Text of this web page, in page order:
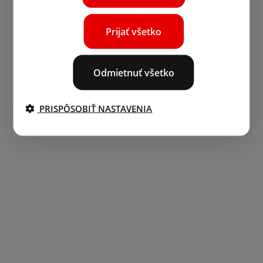
Prijať všetko
Odmietnuť všetko
PRISPÔSOBIŤ NASTAVENIA